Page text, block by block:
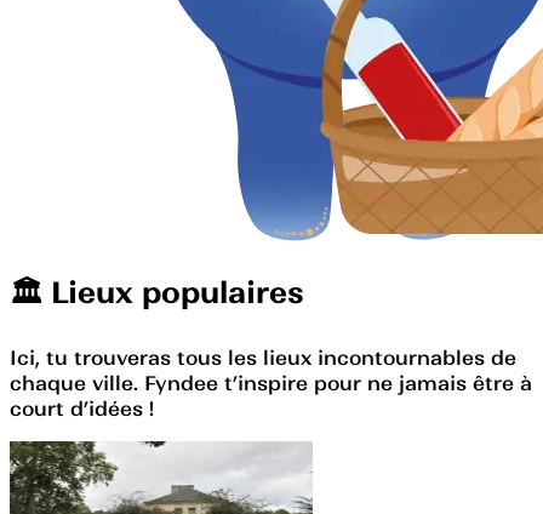
🏛️️ Lieux populaires
Ici, tu trouveras tous les lieux incontournables de
chaque ville. Fyndee t’inspire pour ne jamais être à
court d’idées !